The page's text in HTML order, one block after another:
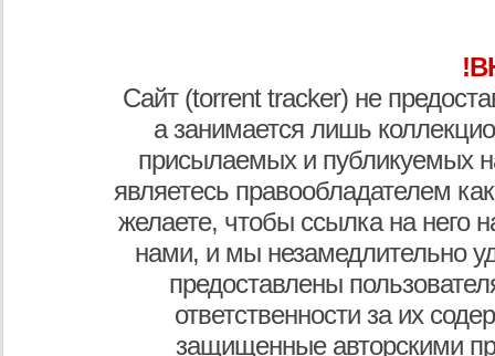
Сайт (torrent tracker) не
а занимается лишь
присылаемых и публикуемых
являетесь правообладателем
желаете, чтобы ссылка на него
нами, и мы незамедлительно
предоставлены
ответственности за их
защищенные авторскими